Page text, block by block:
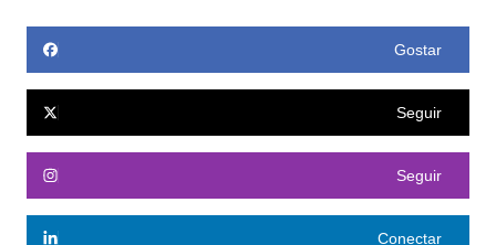
Gostar
Seguir
Seguir
Conectar